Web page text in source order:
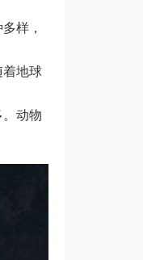
样，
地球
动物